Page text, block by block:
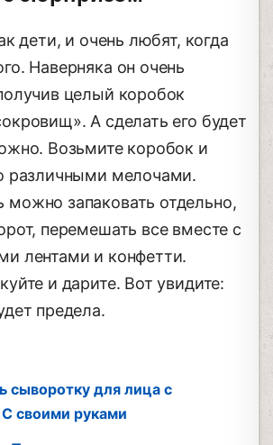
дети, и очень любят, когда
Наверняка он очень
целый коробок
А сделать его будет
Возьмите коробок и
различными мелочами.
запаковать отдельно,
перемешать все вместе с
лентами и конфетти.
и дарите. Вот увидите:
предела.
сыворотку для лица с
своими руками